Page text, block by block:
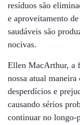
resíduos são
e aproveitamento
saudáveis são
nocivas.
Ellen MacArthur, a
nossa atual
desperdícios e
causando sérios
continuar no longo-